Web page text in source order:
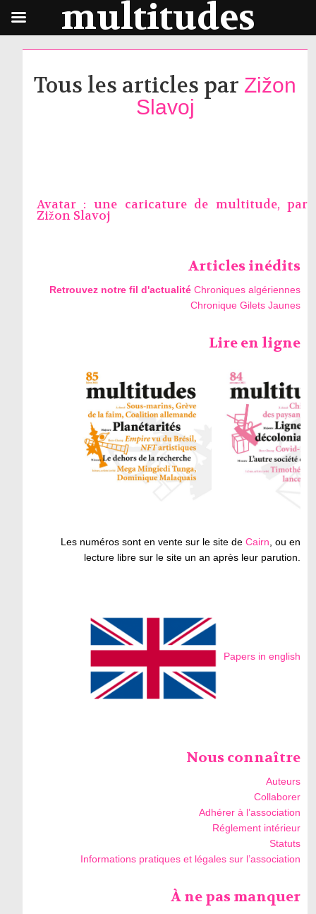
Tous les articles par Zižon
Slavoj
Avatar : une caricature de multitude, par
Zižon Slavoj
Articles inédits
Retrouvez notre fil d'actualité Chroniques algériennes
Chronique Gilets Jaunes
Lire en ligne
Les numéros sont en vente sur le site deCairn, ou en
lecture libre sur le site un an après leur parution.
Papers in english
Nous connaître
Auteurs
Collaborer
Adhérer à l’association
Réglement intérieur
Statuts
Informations pratiques et légales sur l’association
À ne pas manquer
multitudes